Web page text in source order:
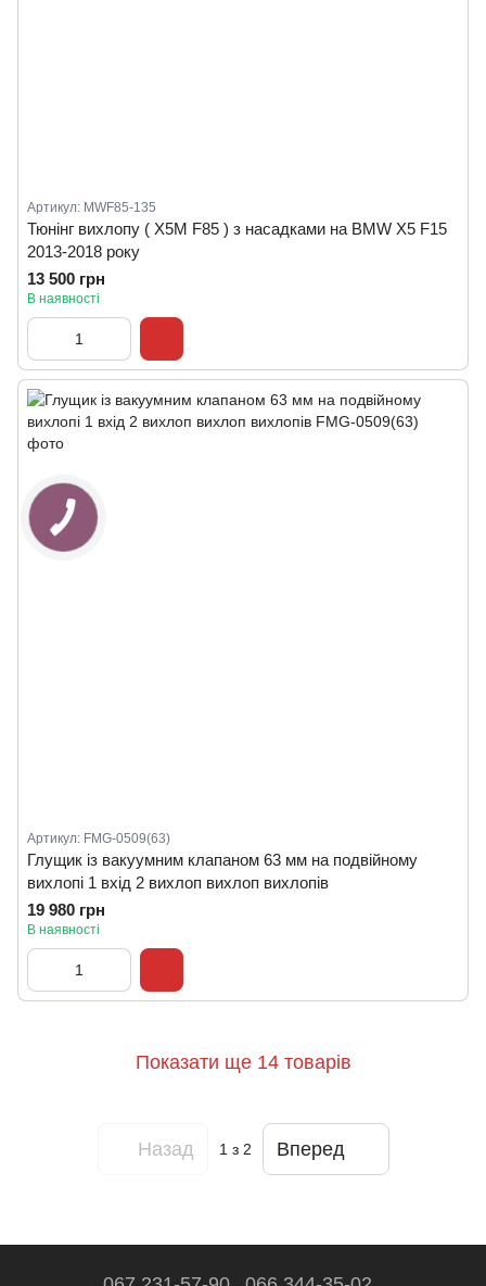
Артикул: MWF85-135
Тюнінг вихлопу ( X5M F85 ) з насадками на BMW X5 F15
2013-2018 року
13 500 грн
В наявності
Артикул: FMG-0509(63)
Глущик із вакуумним клапаном 63 мм на подвійному
вихлопі 1 вхід 2 вихлоп вихлоп вихлопів
19 980 грн
В наявності
Показати ще 14 товарів
Назад 1 з 2 Вперед